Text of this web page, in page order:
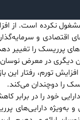
نکرده است. از
اقتصادی و
پرریسک را تغییر
دیگری در معرض نوسان
تورم، رفتار این
را دوچندان می‌کند.
خود را در برابر
و به‌ویژه دارایی‌های